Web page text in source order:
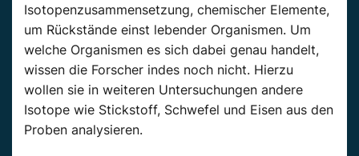
Isotopenzusammensetzung, chemischer Elemente,
um Rückstände einst lebender Organismen. Um
welche Organismen es sich dabei genau handelt,
wissen die Forscher indes noch nicht. Hierzu
wollen sie in weiteren Untersuchungen andere
Isotope wie Stickstoff, Schwefel und Eisen aus den
Proben analysieren.